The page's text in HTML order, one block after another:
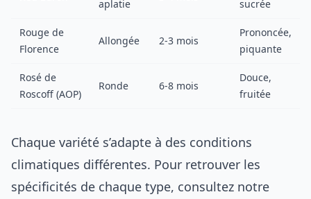
aplatie
sucrée
Rouge de
Florence
Allongée 2-3 mois
Prononcée,
piquante
Rosé de
Roscoff (AOP)
Ronde 6-8 mois
Douce,
fruitée
Chaque variété s’adapte à des conditions
climatiques différentes. Pour retrouver les
spécificités de chaque type, consultez notre